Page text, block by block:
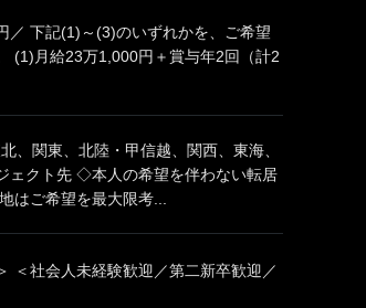
／ 下記(1)～(3)のいずれかを、ご希望
(1)月給23万1,000円＋賞与年2回（計2
関東、北陸・甲信越、関西、東海、
ェクト先 ◇本人の希望を伴わない転居
はご希望を最大限考...
＜社会人未経験歓迎／第二新卒歓迎／